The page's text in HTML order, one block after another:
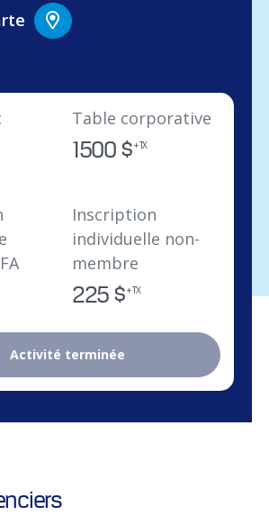
Table corporative
1500 $+ TX
Inscription
individuelle non-
membre
225 $+ TX
Activité terminée